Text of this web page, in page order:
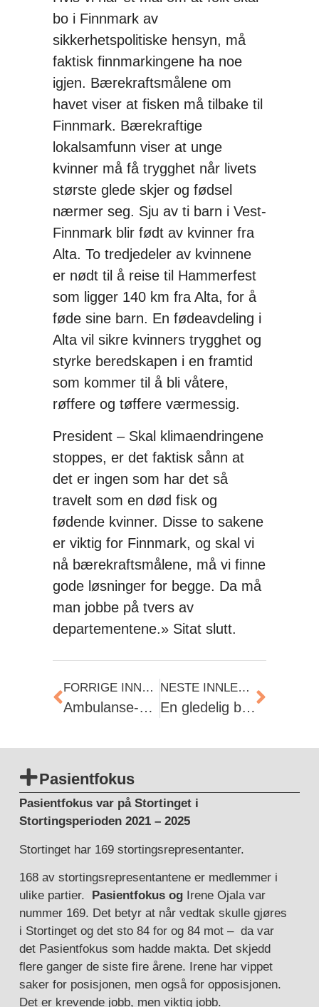
bo i Finnmark av
sikkerhetspolitiske hensyn, må
faktisk finnmarkingene ha noe
igjen. Bærekraftsmålene om
havet viser at fisken må tilbake til
Finnmark. Bærekraftige
lokalsamfunn viser at unge
kvinner må få trygghet når livets
største glede skjer og fødsel
nærmer seg. Sju av ti barn i Vest-
Finnmark blir født av kvinner fra
Alta. To tredjedeler av kvinnene
er nødt til å reise til Hammerfest
som ligger 140 km fra Alta, for å
føde sine barn. En fødeavdeling i
Alta vil sikre kvinners trygghet og
styrke beredskapen i en framtid
som kommer til å bli våtere,
røffere og tøffere værmessig.
President – Skal klimaendringene
stoppes, er det faktisk sånn at
det er ingen som har det så
travelt som en død fisk og
fødende kvinner. Disse to sakene
er viktig for Finnmark, og skal vi
nå bærekraftsmålene, må vi finne
gode løsninger for begge. Da må
man jobbe på tvers av
departementene.» Sitat slutt.
FORRIGE INNLEGG
Ambulanse-arbeiderne er pasientenes livline!
NESTE INNLEGG
En gledelig begivenhet
Pasientfokus
Pasientfokus var på Stortinget i
Stortingsperioden 2021 – 2025
Stortinget har 169 stortingsrepresentanter.
168 av stortingsrepresentantene er medlemmer i
ulike partier. Pasientfokus og Irene Ojala var
nummer 169. Det betyr at når vedtak skulle gjøres
i Stortinget og det sto 84 for og 84 mot – da var
det Pasientfokus som hadde makta. Det skjedd
flere ganger de siste fire årene. Irene har vippet
saker for posisjonen, men også for opposisjonen.
Det er krevende jobb, men viktig jobb.